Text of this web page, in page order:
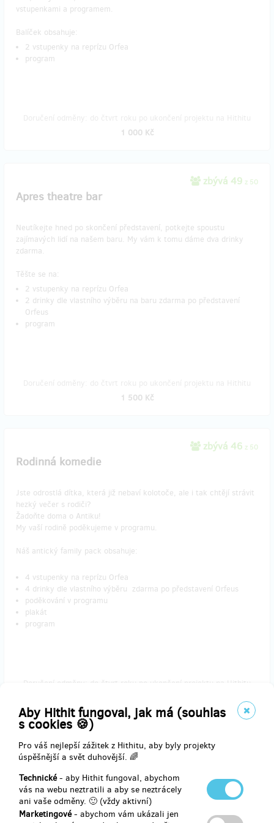
Aby Hithit fungoval, jak má (souhlas
s cookies 🍪)
Pro váš nejlepší zážitek z Hithitu, aby byly projekty
úspěšnější a svět duhovější. 🌈
Technické- aby Hithit fungoval, abychom
vás na webu neztratili a aby se neztrácely
ani vaše odměny. 🙂 (vždy aktivní)
Marketingové- abychom vám ukázali jen
vstupenkami a programem.
Balíček obsahuje:
2 vstupenky na reprízu Orfea
program
1 000 Kč
zbývá 49 z 50
Apres theatre bar
Neutíkejte hned po skončení představení, potkejte spoustu
zajímavých lidí na našem baru. My vám k tomu dáme dva drinky
zdarma.
Těšte se na:
2 vstupenky na reprízu Orfea
2 drinky dle vlastního výběru na baru zdarma po představení
Orfeus
program
1 500 Kč
zbývá 46 z 50
Rodinná komedie
Jste odrostlá dítka, která již nebaví kolotoče, ale i tak chtějí strávit
hezký večer s rodiči?
Žadoňte doma o Antiku!
My vaší rodině poděkujeme v programu.
Náš antický family pack obsahuje:
4 vstupenky na reprízu Orfea
4 drinky dle vlastního výběru zdarma po představení Orfeus
poděkování v programu
plakát
program
Doručení odměny: do čtvrt roku po ukončení projektu na Hithitu
zbývá 18
Best of VILA 17/18
Vyberte si a shlédněte v příští sezóně to nejlepší z repertoáru VILY
Štvanice. 5 000 Kč není málo, proto si zasloužíte i antickou
minitrofej!